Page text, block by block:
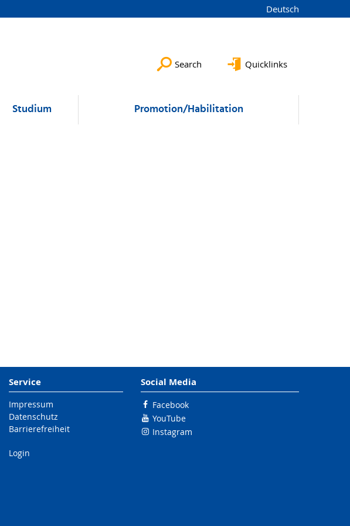
Deutsch
Search Quicklinks
Studium Promotion/Habilitation
Service
Impressum
Datenschutz
Barrierefreiheit
Login
Social Media
Facebook
YouTube
Instagram